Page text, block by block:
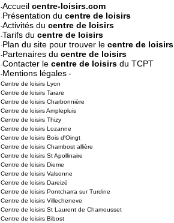
-Accueil centre-loisirs.com
-Présentation du centre de loisirs
-Activités du centre de loisirs
-Tarifs du centre de loisirs
-Plan du site pour trouver le centre de loisirs
-Partenaires du centre de loisirs
-Contacter le centre de loisirs du TCPT
-Mentions légales-
Centre de loisirs Lyon
Centre de loisirs Tarare
Centre de loisirs Charbonnière
Centre de loisirs Amplepluis
Centre de loisirs Thizy
Centre de loisirs Lozanne
Centre de loisirs Bois d'Oingt
Centre de loisirs Chambost allière
Centre de loisirs St Apollinaire
Centre de loisirs Dieme
Centre de loisirs Valsonne
Centre de loisirs Dareizé
Centre de loisirs Pontcharra sur Turdine
Centre de loisirs Villecheneve
Centre de loisirs St Laurent de Chamousset
Centre de loisirs Bibost